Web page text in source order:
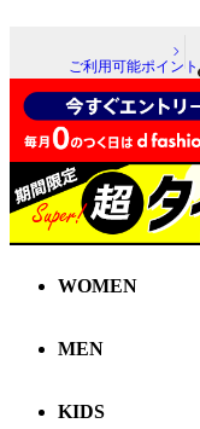
ご利用可能ポイント
WOMEN
MEN
KIDS